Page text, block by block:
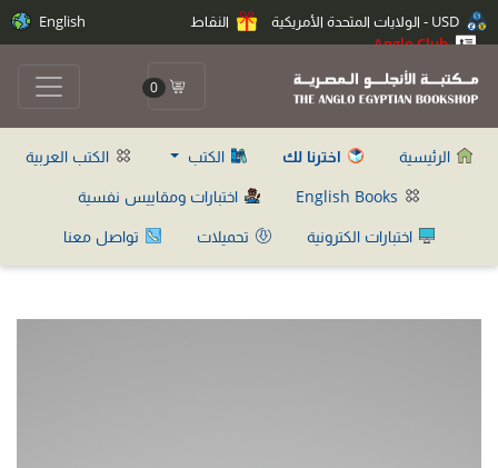
النقاط
Anglo Club
English
0
الرئيسية اخترنا لك الكتب
الكتب العربية
اختبارات ومقاييس نفسية
اختبارات الكترونية
تحميلات تواصل معنا